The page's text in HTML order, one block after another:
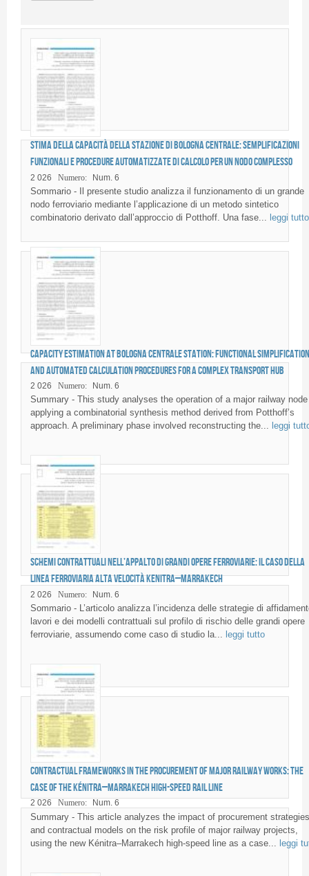
Fornitori di prodotti e servizi
Stima della capacità della stazione di Bologna Centrale: semplificazioni
funzionali e procedure automatizzate di calcolo per un nodo complesso
2 026 Numero: Num. 6
Sommario - Il presente studio analizza il funzionamento di un grande
nodo ferroviario mediante l’applicazione di un metodo sintetico
combinatorio derivato dall’approccio di Potthoff. Una fase... leggi tutto
Capacity estimation at Bologna Centrale station: functional
and automated calculation procedures for a complex transport hub
2 026 Numero: Num. 6
Summary - This study analyses the operation of a major railway
applying a combinatorial synthesis method derived from Potthoff’s
approach. A preliminary phase involved reconstructing the... leggi
Schemi contrattuali nell’appalto di grandi opere ferroviarie: il caso della
linea ferroviaria alta velocità Kenitra–Marrakech
2 026 Numero: Num. 6
Sommario - L’articolo analizza l’incidenza delle strategie di
lavori e dei modelli contrattuali sul profilo di rischio delle grandi opere
ferroviarie, assumendo come caso di studio la...
leggi tutto
Contractual frameworks in the procurement of major railway works: the
case of the Kénitra–Marrakech High-Speed Rail line
2 026 Numero: Num. 6
Summary - This article analyzes the impact of procurement strategies
and contractual models on the risk profile of major railway projects,
using the new Kénitra–Marrakech high-speed line as a case... leggi